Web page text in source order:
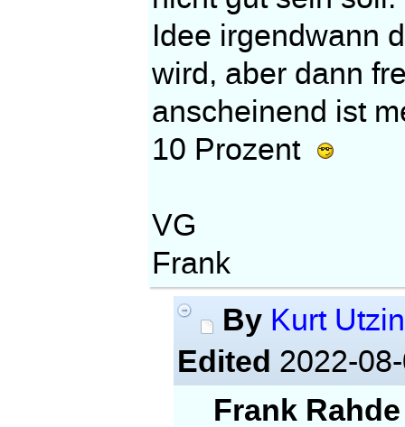
Idee irgendwann
wird, aber dann
anscheinend ist
10 Prozent
VG
Frank
By Kurt
Edited 2022-
Frank